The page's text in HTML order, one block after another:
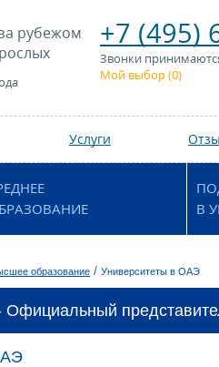
рубежом
+7 (495)
Звонки
Мой выбор (0)
Услуги
В
образование / Университеты в ОАЭ
Официальный